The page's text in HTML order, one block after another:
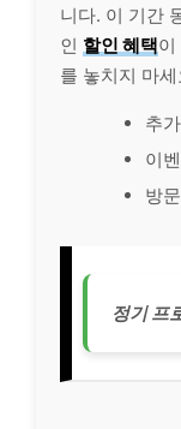
니다. 이 기간
인 할인 혜택이
를 놓치지 마세
추
이
방
정기 프